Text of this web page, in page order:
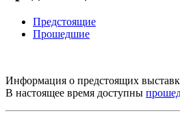
Предстоящие
Прошедшие
Информация о предстоящих
В настоящее время доступны